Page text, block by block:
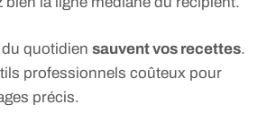
quotidien sauvent vos recettes.
professionnels coûteux pour
précis.